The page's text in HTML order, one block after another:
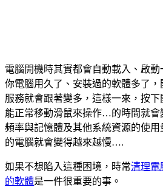
電腦開機時其實都會自動載入、啟
你電腦用久了、安裝過的軟體多了
服務就會跟著變多，這樣一來，按下
能正常移動滑鼠來操作…的時間就會
頻率與記憶體及其他系統資源的使
的電腦就會變得越來越慢….
如果不想陷入這種困境，時常清理電
的軟體是一件很重要的事。